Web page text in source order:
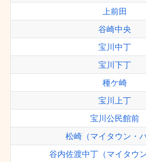
上前田
谷崎中央
宝川中丁
宝川下丁
種ケ崎
宝川上丁
宝川公民館前
松崎（マイタウン・バ
谷内佐渡中丁（マイタウ